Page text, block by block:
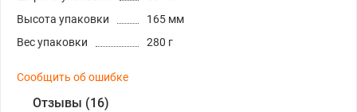
Высота упаковки
165 мм
Вес упаковки
280 г
Сообщить об ошибке
Отзывы (16)